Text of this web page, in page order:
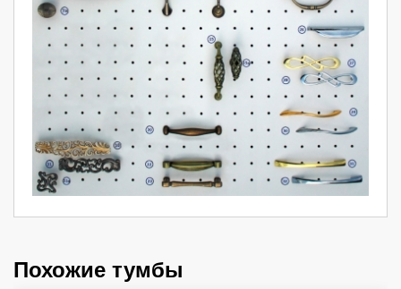
Похожие тумбы